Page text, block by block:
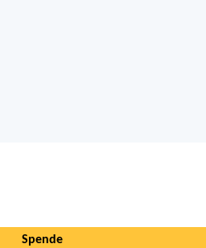
Spende